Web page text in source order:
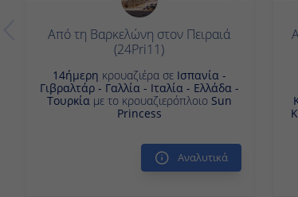
Από τη Βαρκελώνη στον Πειραιά
κρουαζιέρα σε
Τουρκίαμε το κρουαζιερόπλοιοSun
Princess